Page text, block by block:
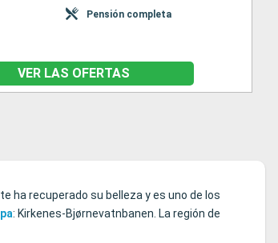
Pensión completa
VER LAS OFERTAS
ha recuperado su belleza y es uno de los
: Kirkenes-Bjørnevatnbanen. La región de